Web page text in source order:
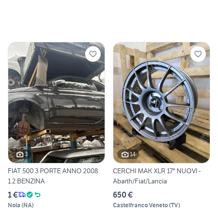
3
FIAT 500 3 PORTE ANNO 2008
1.2 BENZINA
1 €
Nola (NA)
14
CERCHI MAK XLR 17" NUOVI -
Abarth/Fiat/Lancia
650 €
Castelfranco Veneto(TV)